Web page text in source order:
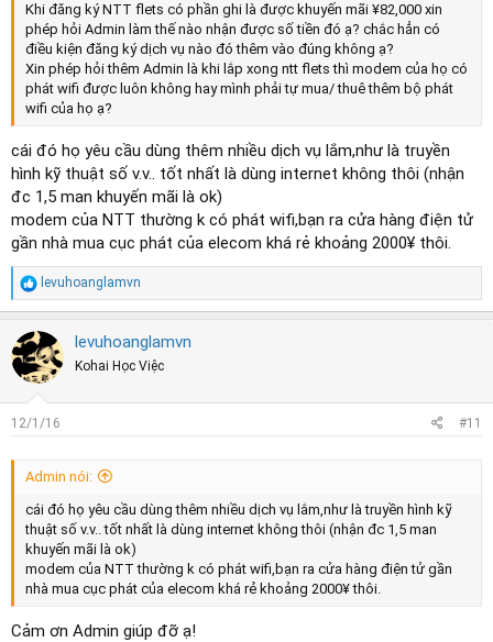
Khi đăng ký NTT flets có phần ghi là được khuyến mãi ¥82,000 xin
phép hỏi Admin làm thế nào nhận được số tiền đó ạ? chắc hẳn có
điều kiện đăng ký dịch vụ nào đó thêm vào đúng không ạ?
Xin phép hỏi thêm Admin là khi lắp xong ntt flets thì modem của họ có
phát wifi được luôn không hay mình phải tự mua/ thuê thêm bộ phát
wifi của họ ạ?
cái đó họ yêu cầu dùng thêm nhiều dịch vụ lắm,như là truyền
hình kỹ thuật số v.v.. tốt nhất là dùng internet không thôi (nhận
đc 1,5 man khuyến mãi là ok)
modem của NTT thường k có phát wifi,bạn ra cửa hàng điện tử
gần nhà mua cục phát của elecom khá rẻ khoảng 2000¥ thôi.
R
e
a
c
t
i
o
n
s
levuhoanglamvn
levuhoanglamvn
Kohai Học Việc
12/1/16 #11
Admin nói:
cái đó họ yêu cầu dùng thêm nhiều dịch vụ lắm,như là truyền hình kỹ
thuật số v.v.. tốt nhất là dùng internet không thôi (nhận đc 1,5 man
khuyến mãi là ok)
modem của NTT thường k có phát wifi,bạn ra cửa hàng điện tử gần
nhà mua cục phát của elecom khá rẻ khoảng 2000¥ thôi.
Cảm ơn Admin giúp đỡ ạ!